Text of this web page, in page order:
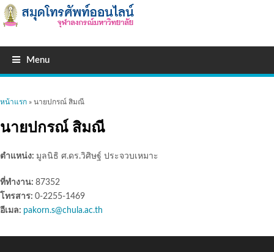
Menu
คุณอยู่ที่นี่
หน้าแรก » นายปกรณ์ สิมณี
นายปกรณ์ สิมณี
ตำแหน่ง: มูลนิธิ ศ.ดร.วิศิษฐ์ ประจวบเหมาะ
ที่ทำงาน: 87352
โทรสาร: 0-2255-1469
อีเมล: pakorn.s@chula.ac.th